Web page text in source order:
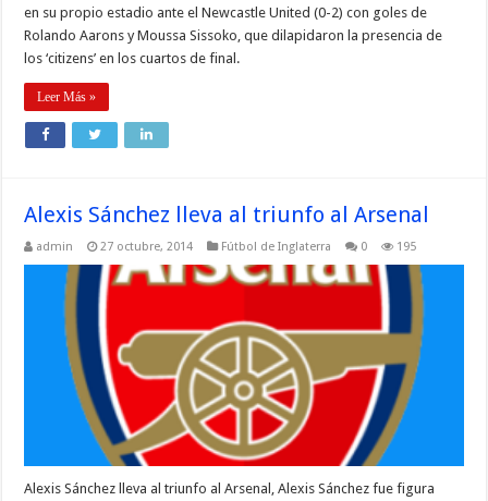
en su propio estadio ante el Newcastle United (0-2) con goles de
Rolando Aarons y Moussa Sissoko, que dilapidaron la presencia de
los ‘citizens’ en los cuartos de final.
Leer Más »
Alexis Sánchez lleva al triunfo al Arsenal
admin 27 octubre, 2014 Fútbol de Inglaterra 0 195
Alexis Sánchez lleva al triunfo al Arsenal, Alexis Sánchez fue figura